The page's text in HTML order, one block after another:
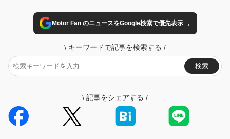
Motor Fan のニュースをGoogle検索で優先表示→
\ キーワードで記事を検索する /
検索
\ 記事をシェアする /